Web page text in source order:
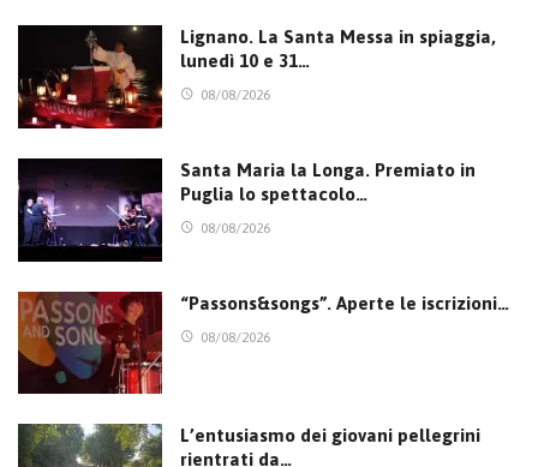
Lignano. La Santa Messa in spiaggia,
lunedì 10 e 31…
08/08/2026
Santa Maria la Longa. Premiato in
Puglia lo spettacolo…
08/08/2026
“Passons&songs”. Aperte le iscrizioni…
08/08/2026
L’entusiasmo dei giovani pellegrini
rientrati da…